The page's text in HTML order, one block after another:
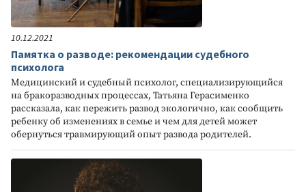
10.12.2021
Памятка о разводе: рекомендации судебного
психолога
Медицинский и судебный психолог, специализирующийся
на бракоразводных процессах, Татьяна Герасименко
рассказала, как пережить развод экологично, как сообщить
ребенку об изменениях в семье и чем для детей может
обернуться травмирующий опыт развода родителей.